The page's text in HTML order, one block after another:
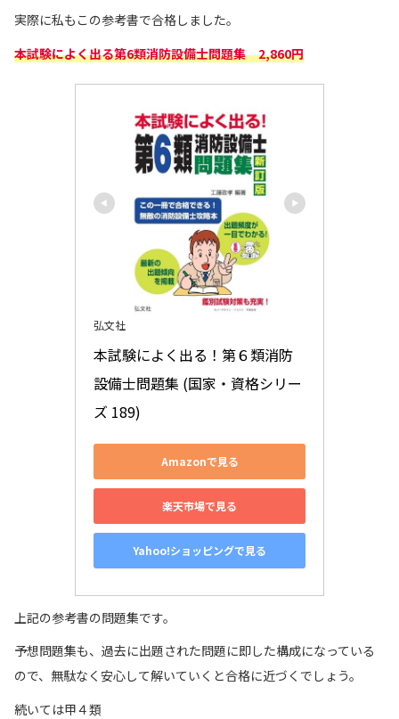
実際に私もこの参考書で合格しました。
本試験によく出る第6類消防設備士問題集 2,860円
弘文社
本試験によく出る！第６類消防
設備士問題集 (国家・資格シリー
ズ 189)
Amazonで見る
楽天市場で見る
Yahoo!ショッピングで見る
上記の参考書の問題集です。
予想問題集も、過去に出題された問題に即した構成になっている
ので、無駄なく安心して解いていくと合格に近づくでしょう。
続いては甲４類